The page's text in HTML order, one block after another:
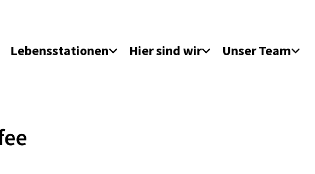
Lebensstationen Hier sind wir Unser Team